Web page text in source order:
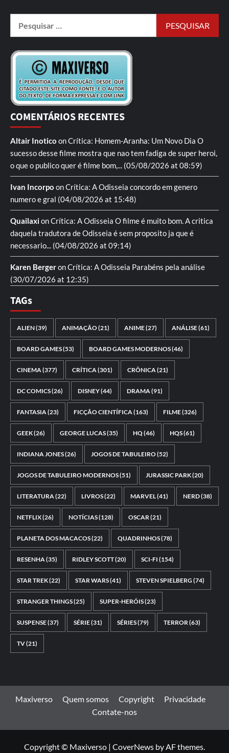
COMENTÁRIOS RECENTES
Altair Inotico onCrítica: Homem-Aranha: Um Novo Dia O
sucesso desse filme mostra que nao tem fadiga de super heroi,
o que o publico quer é filme bom,... (05/08/2026 at 08:59)
Ivan Incorpo onCrítica: A Odisseia concordo em genero
numero e gral (04/08/2026 at 15:48)
QuailaxionCrítica: A Odisseia O filme é muito bom. A critica
daquela tradutora de Odisseia é sem proposito ja que é
necessario... (04/08/2026 at 09:14)
Karen BergeronCrítica: A Odisseia Parabéns pela análise
(30/07/2026 at 12:35)
TAGs
ALIEN(39) ANIMAÇÃO(21) ANIME(27) ANÁLISE(61)
BOARD GAMES(53) BOARD GAMES MODERNOS(46)
CINEMA(377) CRÍTICA(301) CRÔNICA(21)
DC COMICS(26) DISNEY(44) DRAMA(91)
FANTASIA(23) FICÇÃO CIENTÍFICA(163) FILME(326)
GEEK(26) GEORGE LUCAS(35) HQ(46) HQS(61)
INDIANA JONES(26) JOGOS DE TABULEIRO(52)
JOGOS DE TABULEIRO MODERNOS(51) JURASSIC PARK(20)
LITERATURA(22) LIVROS(22) MARVEL(41) NERD(38)
NETFLIX(26) NOTÍCIAS(128) OSCAR(21)
PLANETA DOS MACACOS(22) QUADRINHOS(78)
RESENHA(35) RIDLEY SCOTT(20) SCI-FI (154)
STAR TREK(22) STAR WARS(41) STEVEN SPIELBERG (74)
STRANGER THINGS(25) SUPER-HERÓIS(23)
SUSPENSE(37) SÉRIE(31) SÉRIES(79) TERROR(63)
TV(21)
Maxiverso Quem somos Copyright
Privacidade
Contate-nos
Copyright © Maxiverso | CoverNews by AF themes.